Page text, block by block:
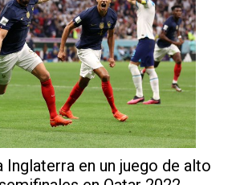
Inglaterra en un juego de alto